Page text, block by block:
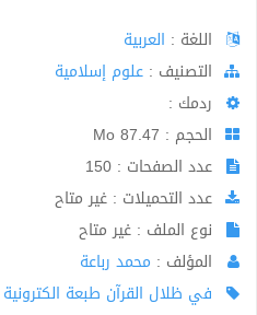
اللغة : العربية
اﻟﺘﺼﻨﻴﻒ : علوم إسلامية
ردمك :
الحجم : 87.47 Mo
عدد الصفحات : 150
عدد التحميلات : غير متاح
نوع الملف : غير متاح
المؤلف : محمد رباعة
في ظلال القرآن طبعة